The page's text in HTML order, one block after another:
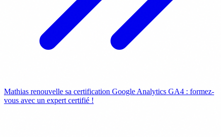
Mathias renouvelle sa certification Google Analytics GA4 : formez-
vous avec un expert certifié !